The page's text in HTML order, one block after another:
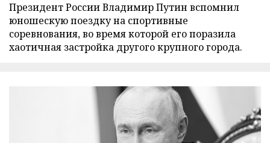
Президент России Владимир Путин вспомнил
юношескую поездку на спортивные
соревнования, во время которой его поразила
хаотичная застройка другого крупного города.